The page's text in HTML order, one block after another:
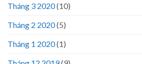
Tháng 3 2020(10)
Tháng 2 2020(5)
Tháng 1 2020(1)